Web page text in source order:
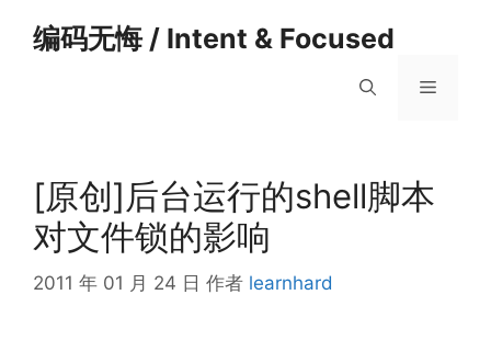
编码无悔 / Intent & Focused
菜
[原创]后台运行的shell脚本
对文件锁的影响
2011 年 01 月 24 日 作者 learnhard